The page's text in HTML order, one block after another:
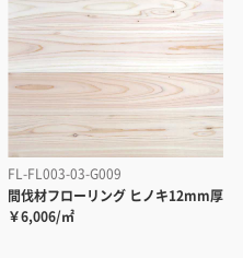
FL-FL003-03-G009
間伐材フローリング ヒノキ12mm厚
￥6,006/㎡